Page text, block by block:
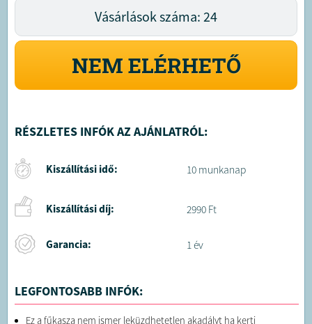
Vásárlások száma: 24
NEM ELÉRHETŐ
RÉSZLETES INFÓK AZ AJÁNLATRÓL:
Kiszállítási idő: 10 munkanap
Kiszállítási díj: 2990 Ft
Garancia: 1 év
LEGFONTOSABB INFÓK:
Ez a fűkasza nem ismer leküzdhetetlen akadályt ha kerti